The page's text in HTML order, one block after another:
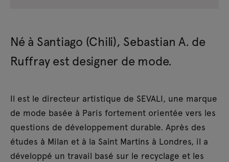
Né à Santiago (Chili), Sebastian A. de
Ruffray est designer de mode.
Il est le directeur artistique de SEVALI, une marque
de mode basée à Paris fortement orientée vers les
questions de développement durable. Après des
études à Milan et à la Saint Martins à Londres, il a
développé un travail basé sur le recyclage et les